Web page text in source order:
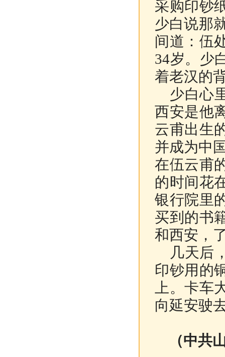
采购印钞
少白说那
间道：伍
34岁。少
着老汉的
少白心
西安是他
云甫出生
并成为中
在伍云甫
的时间花
银行院里
买到的书
和西安，
几天后
印钞用的
上。卡车
向延安驶
（中共